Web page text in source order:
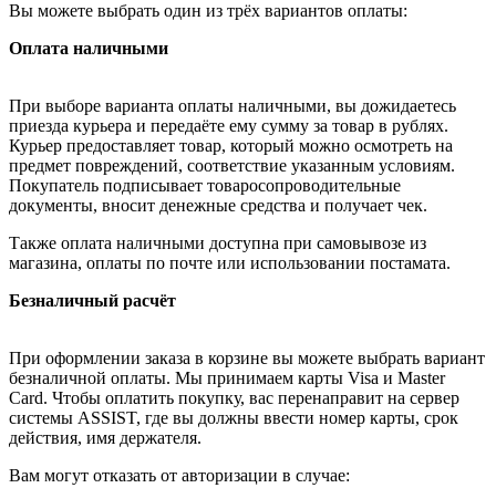
Вы можете выбрать один из трёх вариантов оплаты:
Оплата наличными
При выборе варианта оплаты наличными, вы дожидаетесь
приезда курьера и передаёте ему сумму за товар в рублях.
Курьер предоставляет товар, который можно осмотреть на
предмет повреждений, соответствие указанным условиям.
Покупатель подписывает товаросопроводительные
документы, вносит денежные средства и получает чек.
Также оплата наличными доступна при самовывозе из
магазина, оплаты по почте или использовании постамата.
Безналичный расчёт
При оформлении заказа в корзине вы можете выбрать вариант
безналичной оплаты. Мы принимаем карты Visa и Master
Card. Чтобы оплатить покупку, вас перенаправит на сервер
системы ASSIST, где вы должны ввести номер карты, срок
действия, имя держателя.
Вам могут отказать от авторизации в случае: